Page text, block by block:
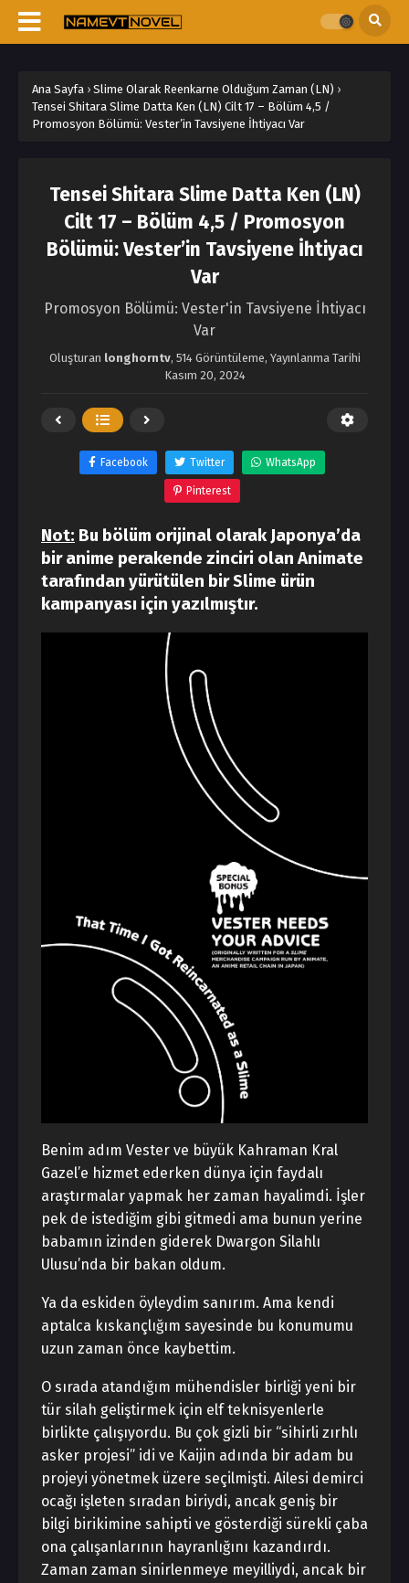
Ana Sayfa › Slime Olarak Reenkarne Olduğum Zaman (LN) ›
Tensei Shitara Slime Datta Ken (LN) Cilt 17 – Bölüm 4,5 /
Promosyon Bölümü: Vester’in Tavsiyene İhtiyacı Var
Tensei Shitara Slime Datta Ken (LN)
Cilt 17 – Bölüm 4,5 / Promosyon
Bölümü: Vester’in Tavsiyene İhtiyacı
Var
Promosyon Bölümü: Vester'in Tavsiyene İhtiyacı
Var
Oluşturan longhorntv, 514 Görüntüleme, Yayınlanma Tarihi
Kasım 20, 2024
Facebook Twitter WhatsApp
Pinterest
Not: Bu bölüm orijinal olarak Japonya’da
bir anime perakende zinciri olan Animate
tarafından yürütülen bir Slime ürün
kampanyası için yazılmıştır.
Benim adım Vester ve büyük Kahraman Kral
Gazel’e hizmet ederken dünya için faydalı
araştırmalar yapmak her zaman hayalimdi. İşler
pek de istediğim gibi gitmedi ama bunun yerine
babamın izinden giderek Dwargon Silahlı
Ulusu’nda bir bakan oldum.
Ya da eskiden öyleydim sanırım. Ama kendi
aptalca kıskançlığım sayesinde bu konumumu
uzun zaman önce kaybettim.
O sırada atandığım mühendisler birliği yeni bir
tür silah geliştirmek için elf teknisyenlerle
birlikte çalışıyordu. Bu çok gizli bir “sihirli zırhlı
asker projesi” idi ve Kaijin adında bir adam bu
projeyi yönetmek üzere seçilmişti. Ailesi demirci
ocağı işleten sıradan biriydi, ancak geniş bir
bilgi birikimine sahipti ve gösterdiği sürekli çaba
ona çalışanlarının hayranlığını kazandırdı.
Zaman zaman sinirlenmeye meyilliydi, ancak bir